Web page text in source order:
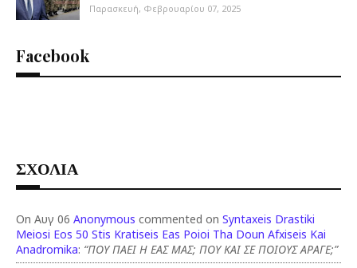
Παρασκευή, Φεβρουαρίου 07, 2025
Facebook
ΣΧΟΛΙΑ
On Αυγ 06 Anonymous commented on Syntaxeis Drastiki
Meiosi Eos 50 Stis Kratiseis Eas Poioi Tha Doun Afxiseis Kai
Anadromika: “ΠΟΥ ΠΑΕΙ Η ΕΑΣ ΜΑΣ; ΠΟΥ ΚΑΙ ΣΕ ΠΟΙΟΥΣ ΑΡΑΓΕ;”